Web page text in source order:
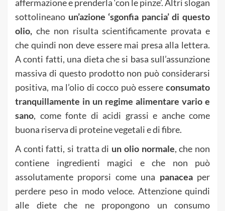
affermazione e prenderla ‘con le pinze’. Altri slogan
sottolineano un’azione ‘sgonfia pancia’ di questo
olio, che non risulta scientificamente provata e
che quindi non deve essere mai presa alla lettera.
A conti fatti, una dieta che si basa sull’assunzione
massiva di questo prodotto non può considerarsi
positiva, ma l’olio di cocco può essere consumato
tranquillamente in un regime alimentare vario e
sano, come fonte di acidi grassi e anche come
buona riserva di proteine vegetali e di fibre.
A conti fatti, si tratta di un olio normale, che non
contiene ingredienti magici e che non può
assolutamente proporsi come una panaceaper
perdere peso in modo veloce. Attenzione quindi
alle diete che ne propongono un consumo